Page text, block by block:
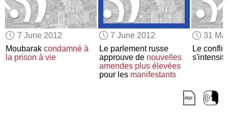
7 June 2012
Moubarakcondamné à
la prison à vie
7 June 2012
Le parlement russe
approuve de nouvelles
amendes plus élevées
pour les manifestants
31
Le conflit